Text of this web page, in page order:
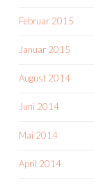
Februar 2015
Januar 2015
August 2014
Juni 2014
Mai 2014
April 2014